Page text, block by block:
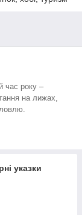
час року –
на лижах,
указки